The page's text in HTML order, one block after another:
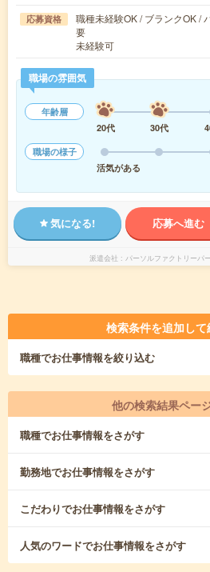
応募資格
職種未経験OK / ブランクOK /
要
未経験可
職場の雰囲気
年齢層
20代
30代
職場の様子
活気がある
気になる! 応募へ進む
派遣会社 パーソルファクトリーパ
検索条件を追加し
職種でお仕事情報を絞り込む
他の検索結果ペー
職種でお仕事情報をさがす
勤務地でお仕事情報をさがす
こだわりでお仕事情報をさがす
人気のワードでお仕事情報をさがす